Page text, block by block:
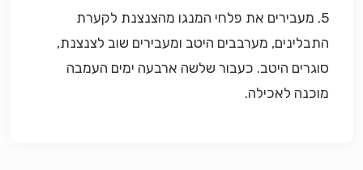
5. מעבירים את פלחי המנגו מהצנצנת לקערת
התבלינים, מערבבים היטב ומעבירים שוב לצנצנת,
סוגרים היטב. כעבור שלשה ארבעה ימים העמבה
מוכנה לאכילה.